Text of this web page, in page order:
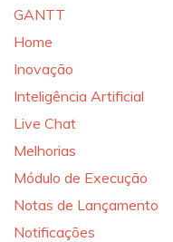
GANTT
Home
Inovação
Inteligência Artificial
Live Chat
Melhorias
Módulo de Execução
Notas de Lançamento
Notificações